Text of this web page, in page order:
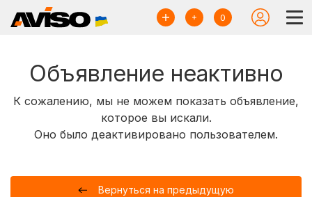
0
Объявление неактивно
К сожалению, мы не можем показать объявление,
которое вы искали.
Оно было деактивировано пользователем.
Вернуться на предыдущую